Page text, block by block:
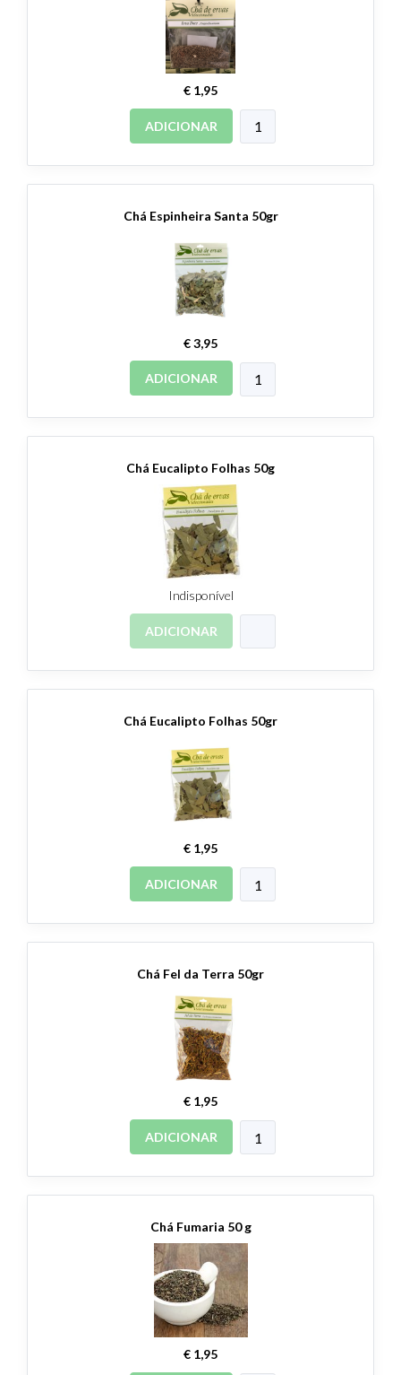
€ 1,95
ADICIONAR
Chá Espinheira Santa 50gr
€ 3,95
ADICIONAR
Chá Eucalipto Folhas 50g
Indisponível
ADICIONAR
Chá Eucalipto Folhas 50gr
€ 1,95
ADICIONAR
Chá Fel da Terra 50gr
€ 1,95
ADICIONAR
Chá Fumaria 50 g
€ 1,95